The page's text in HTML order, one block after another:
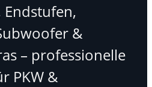
Endstufen,
&
– professionelle
PKW &